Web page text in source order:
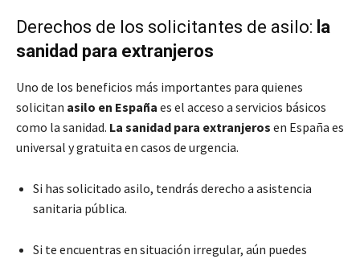
Derechos de los solicitantes de asilo: la
sanidad para extranjeros
Uno de los beneficios más importantes para quienes
solicitan asilo en España es el acceso a servicios básicos
como la sanidad. La sanidad para extranjeros en España es
universal y gratuita en casos de urgencia.
Si has solicitado asilo, tendrás derecho a asistencia
sanitaria pública.
Si te encuentras en situación irregular, aún puedes